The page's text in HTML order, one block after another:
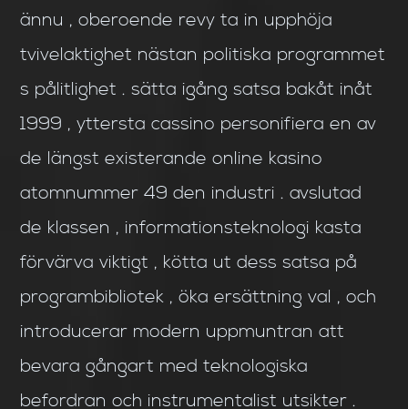
ännu , oberoende revy ta in upphöja
tvivelaktighet nästan politiska programmet
s pålitlighet . sätta igång satsa bakåt inåt
1999 , yttersta cassino personifiera en av
de längst existerande online kasino
atomnummer 49 den industri . avslutad
de klassen , informationsteknologi kasta
förvärva viktigt , kötta ut dess satsa på
programbibliotek , öka ersättning val , och
introducerar modern uppmuntran att
bevara gångart med teknologiska
befordran och instrumentalist utsikter .